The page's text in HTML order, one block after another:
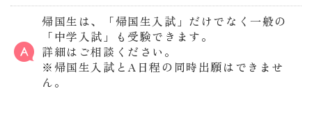
帰国生は、「帰国生入試」だけでなく一般の
「中学入試」も受験できます。
詳細はご相談ください。
※帰国生入試とA日程の同時出願はできませ
ん。